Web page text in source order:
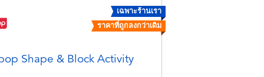
เฉพาะร้านเรา
ราคาที่ถูกลงกว่าเดิม
Shape & Block Activity